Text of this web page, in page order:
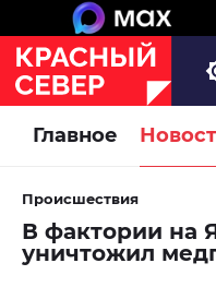
Главное
Происшествия
В фактории на
уничтожил